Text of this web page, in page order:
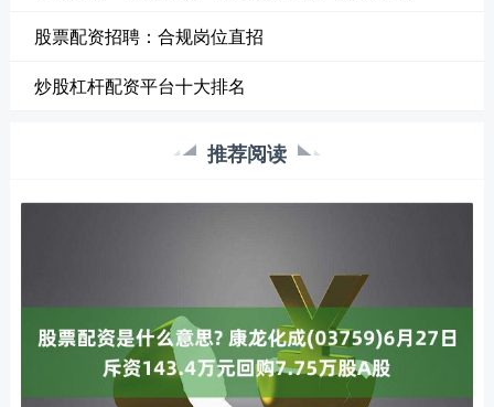
股票配资招聘：合规岗位直招
炒股杠杆配资平台十大排名
推荐阅读